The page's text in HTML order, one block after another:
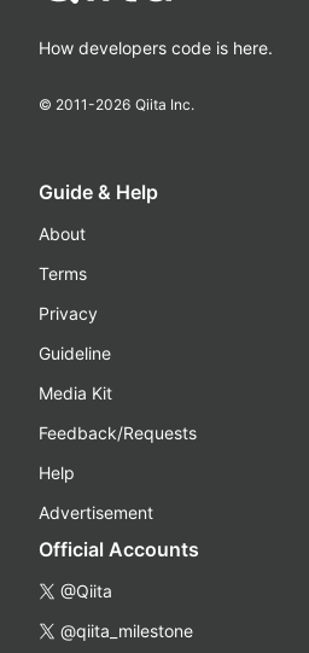
How developers code is here.
© 2011-2026 Qiita Inc.
Guide & Help
About
Terms
Privacy
Guideline
Media Kit
Feedback/Requests
Help
Advertisement
Official Accounts
@Qiita
@qiita_milestone